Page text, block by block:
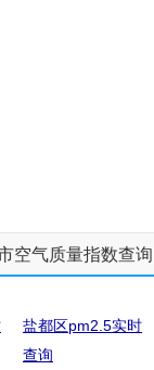
空气质量指数查询
盐都区pm2.5实时
查询